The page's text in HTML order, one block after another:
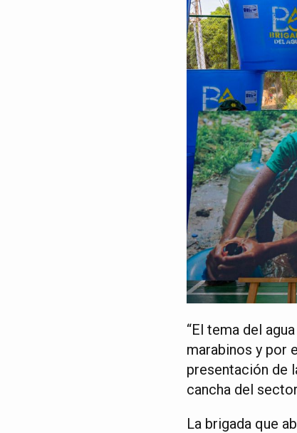
“El tema del
marabinos y por
presentación de
cancha del
La brigada que